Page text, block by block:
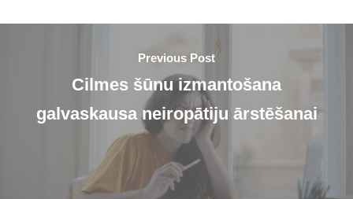
Previous Post
Cilmes šūnu izmantošana
galvaskausa neiropātiju ārstēšanai